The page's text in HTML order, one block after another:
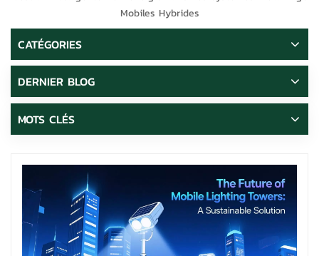
Mobiles Hybrides
CATÉGORIES
DERNIER BLOG
MOTS CLÉS